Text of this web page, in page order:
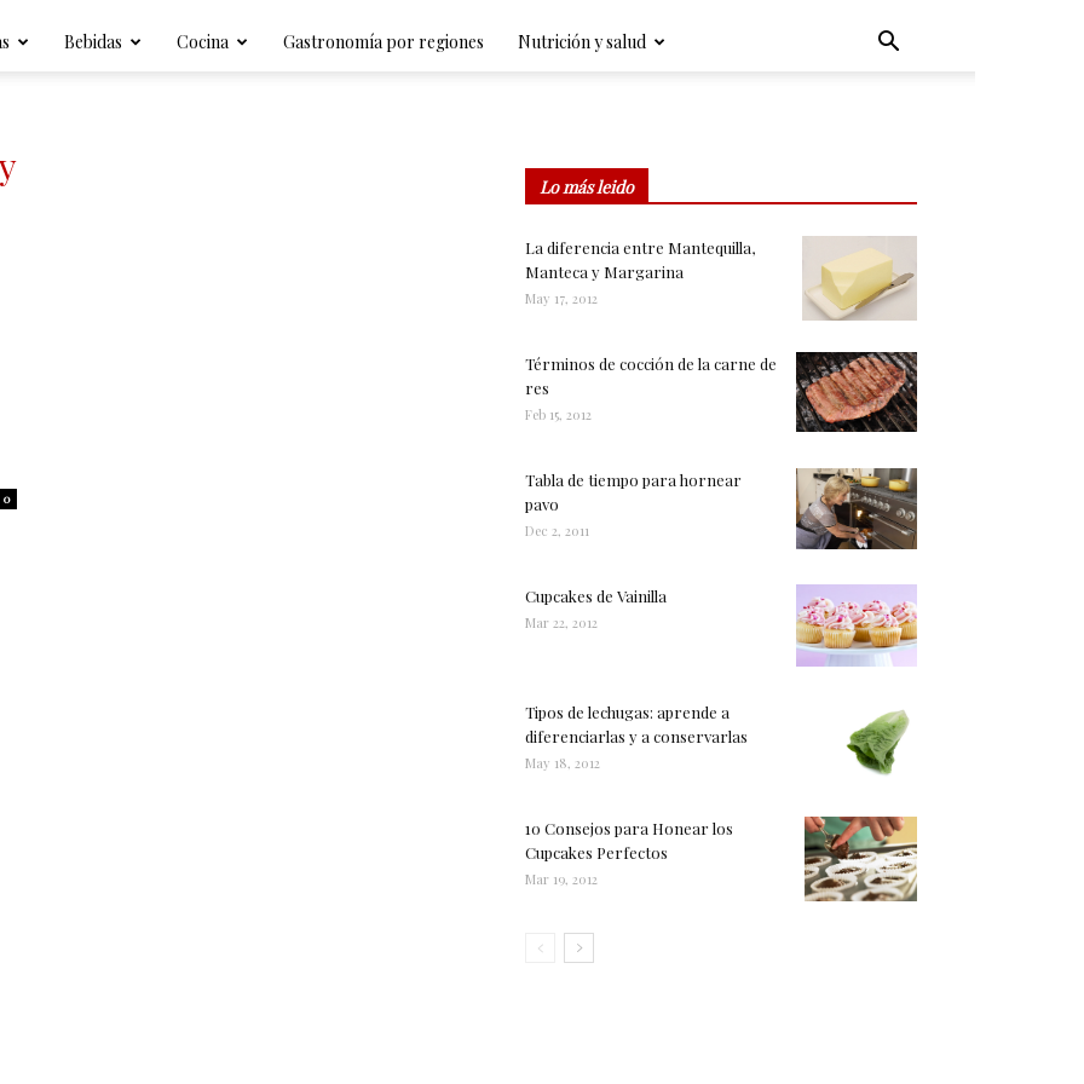
Bebidas Cocina Gastronomía por regiones Nutrición y salud
0
Lo más leido
La diferencia entre Mantequilla,
Manteca y Margarina
May 17, 2012
Términos de cocción de la carne de
res
Feb 15, 2012
Tabla de tiempo para hornear
pavo
Dec 2, 2011
Cupcakes de Vainilla
Mar 22, 2012
Tipos de lechugas: aprende a
diferenciarlas y a conservarlas
May 18, 2012
10 Consejos para Honear los
Cupcakes Perfectos
Mar 19, 2012